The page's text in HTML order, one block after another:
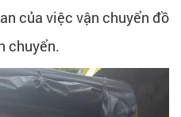
của việc vận chuyển đồ
chuyển.